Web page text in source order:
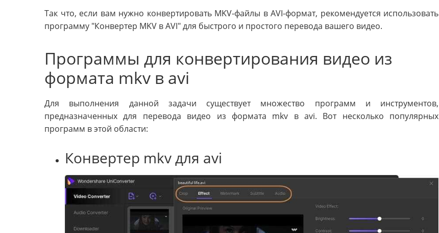
Так что, если вам нужно конвертировать MKV-файлы в AVI-формат, рекомендуется использовать
программу "Конвертер MKV в AVI" для быстрого и простого перевода вашего видео.
Программы для конвертирования видео из
формата mkv в avi
Для выполнения данной задачи существует множество программ и инструментов,
предназначенных для перевода видео из формата mkv в avi. Вот несколько популярных
программ в этой области:
Конвертер mkv для avi